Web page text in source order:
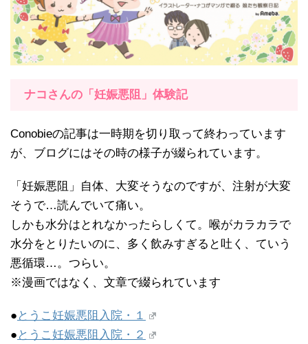
ナコさんの「妊娠悪阻」体験記
Conobieの記事は一時期を切り取って終わっています
が、ブログにはその時の様子が綴られています。
「妊娠悪阻」自体、大変そうなのですが、注射が大変
そうで…読んでいて痛い。
しかも水分はとれなかったらしくて。喉がカラカラで
水分をとりたいのに、多く飲みすぎると吐く、ていう
悪循環…。つらい。
※漫画ではなく、文章で綴られています
● とうこ妊娠悪阻入院・１
● とうこ妊娠悪阻入院・２